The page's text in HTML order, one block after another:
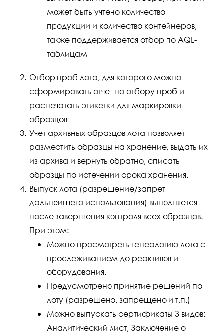
может быть учтено количество
продукции и количество контейнеров,
также поддерживается отбор по AQL-
таблицам
Отбор проб лота, для которого можно
сформировать отчет по отбору проб и
распечатать этикетки для маркировки
образцов
Учет архивных образцов лота позволяет
разместить образцы на хранение, выдать их
из архива и вернуть обратно, списать
образцы по истечении срока хранения.
Выпуск лота (разрешение/запрет
дальнейшего использования) выполняется
после завершения контроля всех образцов.
При этом:
Можно просмотреть генеалогию лота с
прослеживанием до реактивов и
оборудования.
Предусмотрено принятие решений по
лоту (разрешено, запрещено и т.п.)
Можно выпускать сертификаты 3 видов:
Аналитический лист, Заключение о